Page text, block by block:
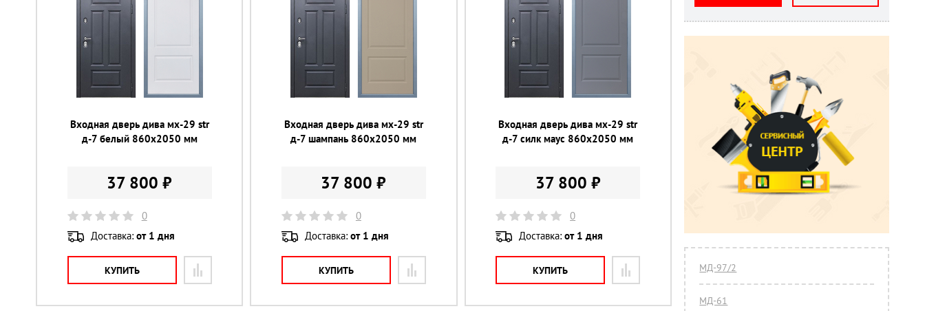
Входная дверь дива мх-29 str
д-7 белый 860х2050 мм
37 800 ₽
0
Доставка: от 1 дня
КУПИТЬ
Входная дверь дива мх-29 str
д-7 шампань 860х2050 мм
37 800 ₽
0
Доставка: от 1 дня
КУПИТЬ
Входная дверь дива мх-29 str
д-7 силк маус 860х2050 мм
37 800 ₽
0
Доставка:от 1 дня
КУПИТЬ МД-97/2
МД-61